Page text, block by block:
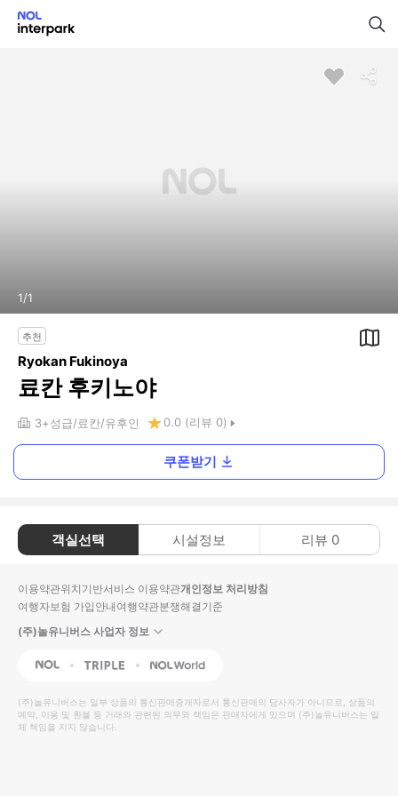
1/1
추천
Ryokan Fukinoya
료칸 후키노야
3+성급 료칸 유후인 0.0 (리뷰 0)
쿠폰받기
객실선택 시설정보 리뷰 0
이용약관위치기반서비스 이용약관개인정보 처리방침
여행자보험 가입안내여행약관분쟁해결기준
(주)놀유니버스 사업자 정보
NOL Triple Interpark Global
(주)놀유니버스는 일부 상품의 통신판매중개자로서 통신판매의 당사자가 아니므로, 상품의
예약, 이용 및 환불 등 거래와 관련된 의무와 책임은 판매자에게 있으며 (주)놀유니버스는 일
체 책임을 지지 않습니다.